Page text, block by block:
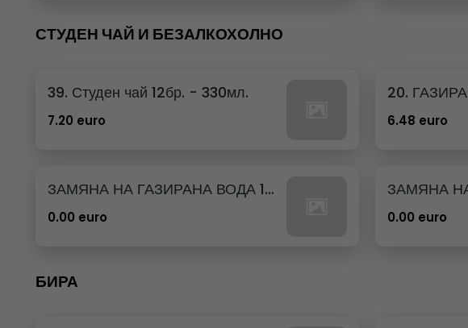
СТУДЕН ЧАЙ И БЕЗАЛКОХОЛНО
39. Студен чай 12бр. - 330мл.
7.20 euro 6.48 euro
ЗАМЯНА НА ГАЗИРАНА ВОДА 12бр. - 500мл
0.00 euro 0.00 euro
БИРА